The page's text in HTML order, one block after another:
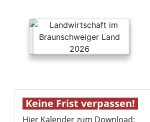
Keine Frist verpassen!
Hier Kalender zum Download: